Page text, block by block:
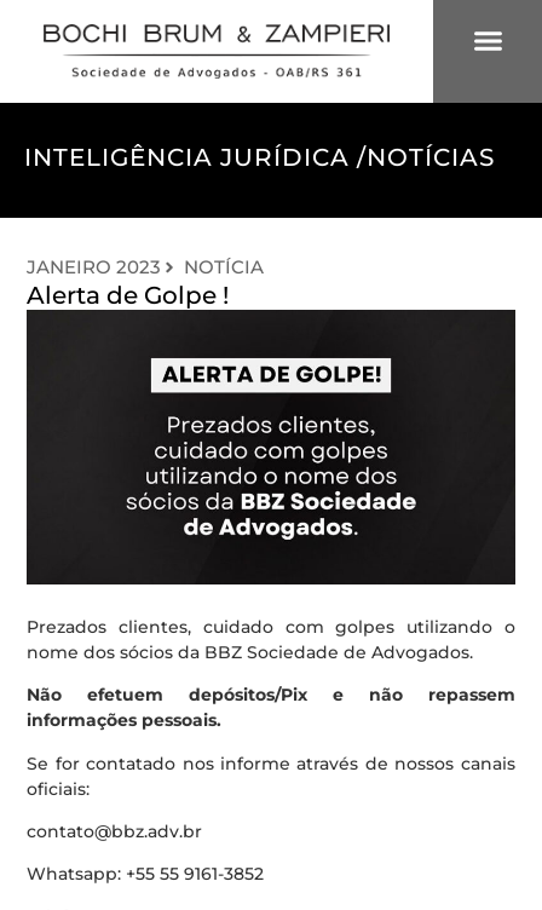
INTELIGÊNCIA JURÍDICA /NOTÍCIAS
JANEIRO 2023 NOTÍCIA
Alerta de Golpe !
Prezados clientes, cuidado com golpes utilizando o
nome dos sócios da BBZ Sociedade de Advogados.
Não efetuem depósitos/Pix e não repassem
informações pessoais.
Se for contatado nos informe através de nossos canais
oficiais:
contato@bbz.adv.br
Whatsapp: +55 55 9161-3852